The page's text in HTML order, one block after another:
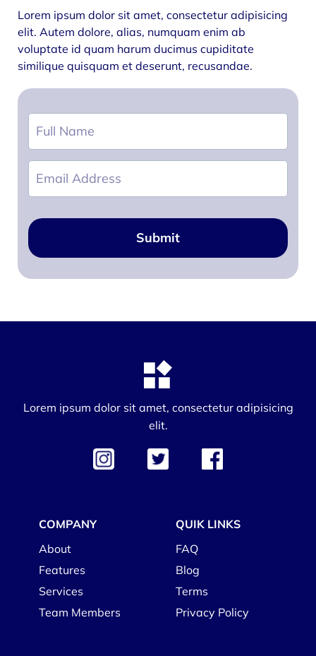
Submit
Lorem ipsum dolor sit amet, consectetur adipisicing
elit. Autem dolore, alias, numquam enim ab
voluptate id quam harum ducimus cupiditate
similique quisquam et deserunt, recusandae.
Lorem ipsum dolor sit amet, consectetur adipisicing
elit.
COMPANY
About
Features
Services
Team Members
QUIK LINKS
FAQ
Blog
Terms
Privacy Policy